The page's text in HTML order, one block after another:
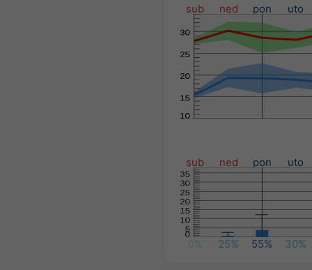
sub ned pon uto
sub ned pon uto
0% 25% 55% 30%